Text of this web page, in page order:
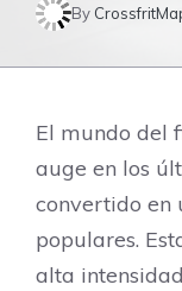
By
El mundo del
auge en los
convertido en
populares.
alta